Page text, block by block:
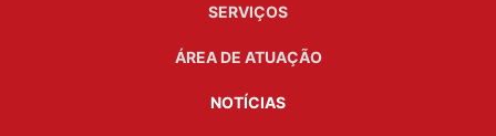
SERVIÇOS
ÁREA DE ATUAÇÃO
NOTÍCIAS